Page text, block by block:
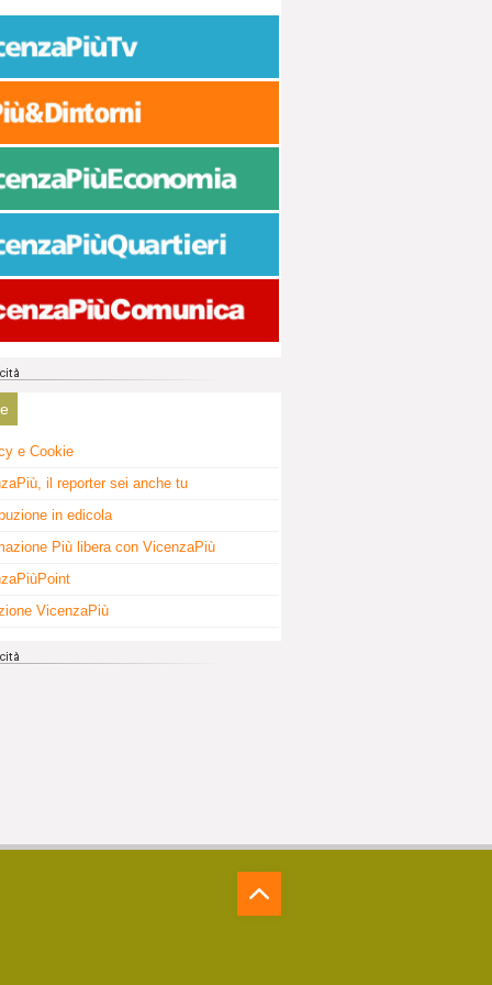
e Cookie
il reporter sei anche tu
in edicola
Più libera con VicenzaPiù
VicenzaPiù